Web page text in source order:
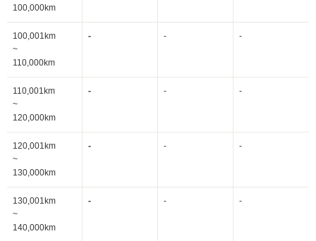
100,000km
100,001km
~
110,000km
- - -
110,001km
~
120,000km
- - -
120,001km
~
130,000km
- - -
130,001km
~
140,000km
- - -